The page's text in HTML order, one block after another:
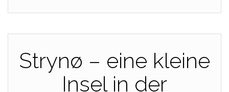
Strynø – eine kleine
Insel in der